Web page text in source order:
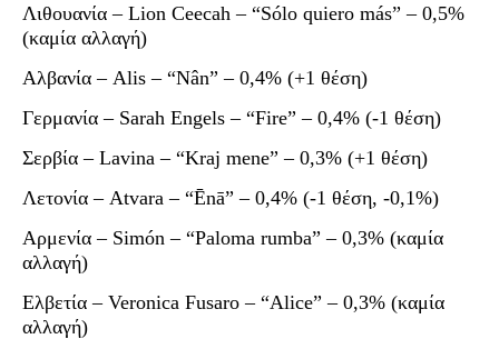
Λιθουανία – Lion Ceecah – “Sólo quiero más” – 0,5%
(καμία αλλαγή)
Αλβανία – Alis – “Nân” – 0,4% (+1 θέση)
Γερμανία – Sarah Engels – “Fire” – 0,4% (-1 θέση)
Σερβία – Lavina – “Kraj mene” – 0,3% (+1 θέση)
Λετονία – Atvara – “Ēnā” – 0,4% (-1 θέση, -0,1%)
Αρμενία – Simón – “Paloma rumba” – 0,3% (καμία
αλλαγή)
Ελβετία – Veronica Fusaro – “Alice” – 0,3% (καμία
αλλαγή)